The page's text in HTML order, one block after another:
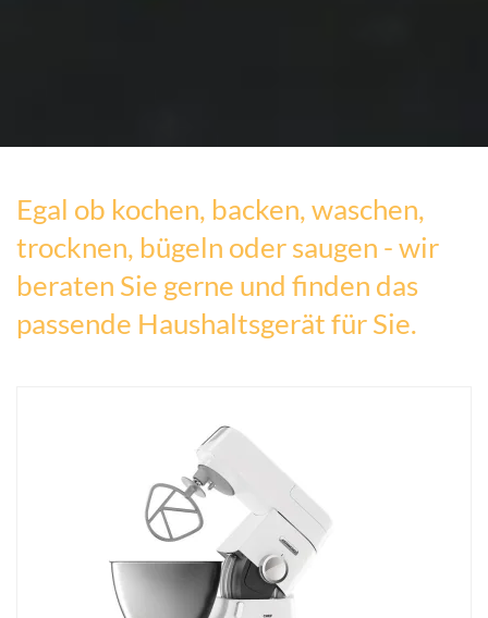
Egal ob kochen, backen, waschen,
trocknen, bügeln oder saugen - wir
beraten Sie gerne und finden das
passende Haushaltsgerät für Sie.